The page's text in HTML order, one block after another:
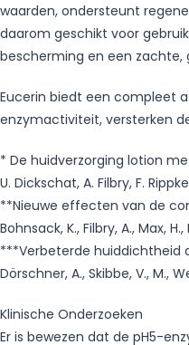
waarden, ondersteunt
daarom geschikt voor
bescherming en een zachte,
Eucerin biedt een compleet
enzymactiviteit, versterken
* De huidverzorging lotion
U. Dickschat, A. Filbry, F.
**Nieuwe effecten van de
Bohnsack, K., Filbry, A., Max,
***Verbeterde huiddichtheid
Dörschner, A., Skibbe, V., M.,
Klinische Onderzoeken
Er is bewezen dat de pH5-